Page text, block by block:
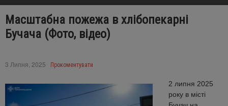
Масштабна пожежа в хлібопекарні
Бучача (Фото, відео)
3 Липня, 2025 Прокоментувати
2 липня 2025
року в місті